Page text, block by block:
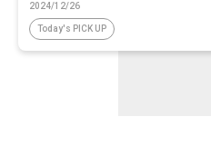
2024/12/26
Today's PICK UP